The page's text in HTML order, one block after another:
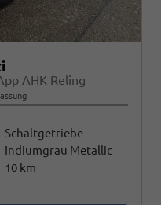
AHK Reling
Schaltgetriebe
Indiumgrau Metallic
10 km